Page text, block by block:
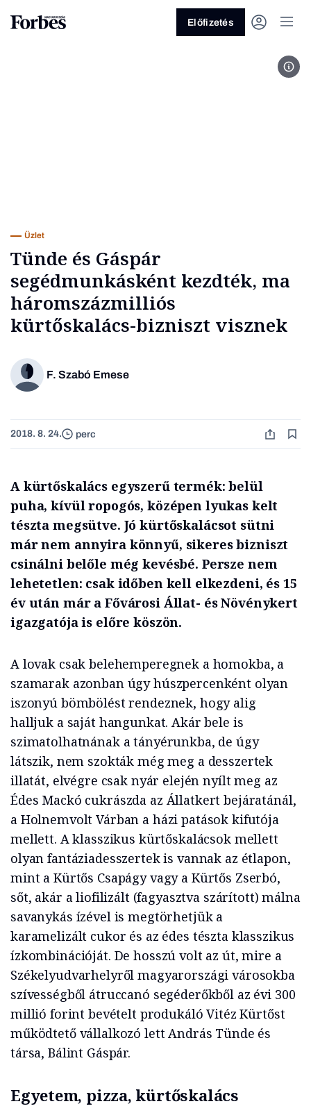
Előfizetés
Üzlet
Tünde és Gáspár
segédmunkásként kezdték, ma
háromszázmilliós
kürtőskalács-bizniszt visznek
F. Szabó Emese
2018. 8. 24. perc
A kürtőskalács egyszerű termék: belül
puha, kívül ropogós, középen lyukas kelt
tészta megsütve. Jó kürtőskalácsot sütni
már nem annyira könnyű, sikeres bizniszt
csinálni belőle még kevésbé. Persze nem
lehetetlen: csak időben kell elkezdeni, és 15
év után már a Fővárosi Állat- és Növénykert
igazgatója is előre köszön.
A lovak csak belehemperegnek a homokba, a
szamarak azonban úgy húszpercenként olyan
iszonyú bömbölést rendeznek, hogy alig
halljuk a saját hangunkat. Akár bele is
szimatolhatnának a tányérunkba, de úgy
látszik, nem szokták még meg a desszertek
illatát, elvégre csak nyár elején nyílt meg az
Édes Mackó cukrászda az Állatkert bejáratánál,
a Holnemvolt Várban a házi patások kifutója
mellett. A klasszikus kürtőskalácsok mellett
olyan fantáziadesszertek is vannak az étlapon,
mint a Kürtős Csapágy vagy a Kürtős Zserbó,
sőt, akár a liofilizált (fagyasztva szárított) málna
savanykás ízével is megtörhetjük a
karamelizált cukor és az édes tészta klasszikus
ízkombinációját. De hosszú volt az út, mire a
Székelyudvarhelyről magyarországi városokba
szívességből átruccanó segéderőkből az évi 300
millió forint bevételt produkáló Vitéz Kürtőst
működtető vállalkozó lett András Tünde és
társa, Bálint Gáspár.
Egyetem, pizza, kürtőskalács